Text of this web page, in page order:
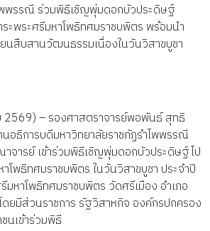
พรรณี ร่วมพิธีเชิญพุ่มดอกบัวประดิษฐ์
ะพระศรีมหาโพธิทศมราชบพิตร พร้อมนำ
นสืบสานวัฒนธรรมเนื่องในวันวิสาขบูชา
– รองศาสตราจารย์พอพันธ์ สุทธิ
อธิการบดีมหาวิทยาลัยราชภัฏรำไพพรรณี
จารย์ เข้าร่วมพิธีเชิญพุ่มดอกบัวประดิษฐ์ไป
โพธิทศมราชบพิตร ในวันวิสาขบูชา ประจำปี
าโพธิทศมราชบพิตร วัดศรีเมือง อำเภอ
ยมีส่วนราชการ รัฐวิสาหกิจ องค์กรปกครอง
นเข้าร่วมพิธี